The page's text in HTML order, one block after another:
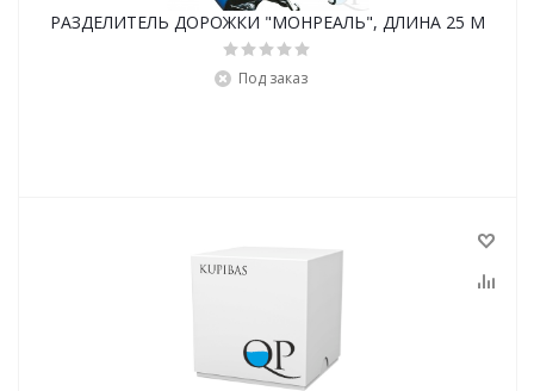
РАЗДЕЛИТЕЛЬ ДОРОЖКИ "МОНРЕАЛЬ", ДЛИНА 25 М
Под заказ